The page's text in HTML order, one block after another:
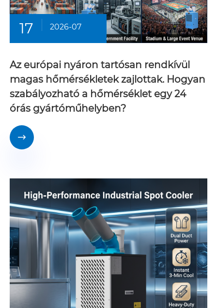
17 2026-07
Az európai nyáron tartósan rendkívül
magas hőmérsékletek zajlottak. Hogyan
szabályozható a hőmérséklet egy 24
órás gyártóműhelyben?
